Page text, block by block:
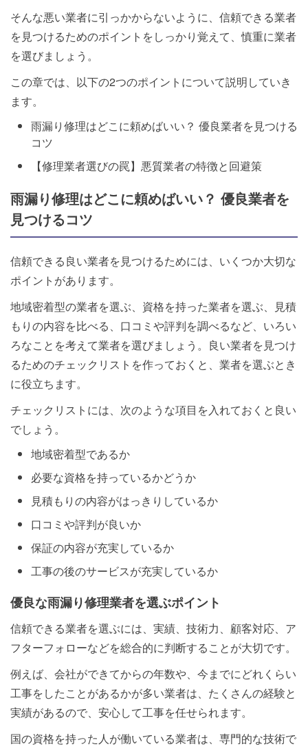
そんな悪い業者に引っかからないように、信頼できる業者
を見つけるためのポイントをしっかり覚えて、慎重に業者
を選びましょう。
この章では、以下の2つのポイントについて説明していき
ます。
雨漏り修理はどこに頼めばいい？ 優良業者を見つける
コツ
【修理業者選びの罠】悪質業者の特徴と回避策
雨漏り修理はどこに頼めばいい？ 優良業者を
見つけるコツ
信頼できる良い業者を見つけるためには、いくつか大切な
ポイントがあります。
地域密着型の業者を選ぶ、資格を持った業者を選ぶ、見積
もりの内容を比べる、口コミや評判を調べるなど、いろい
ろなことを考えて業者を選びましょう。良い業者を見つけ
るためのチェックリストを作っておくと、業者を選ぶとき
に役立ちます。
チェックリストには、次のような項目を入れておくと良い
でしょう。
地域密着型であるか
必要な資格を持っているかどうか
見積もりの内容がはっきりしているか
口コミや評判が良いか
保証の内容が充実しているか
工事の後のサービスが充実しているか
優良な雨漏り修理業者を選ぶポイント
信頼できる業者を選ぶには、実績、技術力、顧客対応、ア
フターフォローなどを総合的に判断することが大切です。
例えば、会社ができてからの年数や、今までにどれくらい
工事をしたことがあるかが多い業者は、たくさんの経験と
実績があるので、安心して工事を任せられます。
国の資格を持った人が働いている業者は、専門的な技術で